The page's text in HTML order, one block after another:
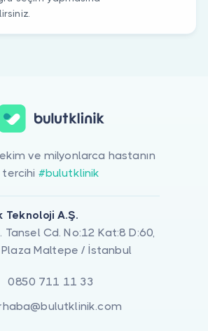
ve milyonlarca hastanın
tercihi #bulutklinik
Teknoloji A.Ş.
Tansel Cd. No:12 Kat:8 D:60,
Maltepe / İstanbul
0850 711 11 33